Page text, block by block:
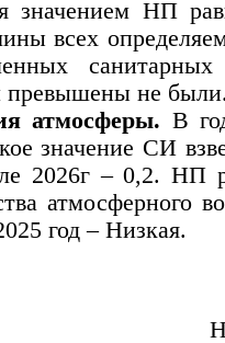
значением НП
всех
превышены не
атмосферы. В
значение СИ
2026г–0,2. НП
атмосферного
год–Низкая.